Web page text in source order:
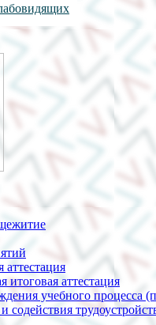
итоговая аттестация
учебного процесса
содействия